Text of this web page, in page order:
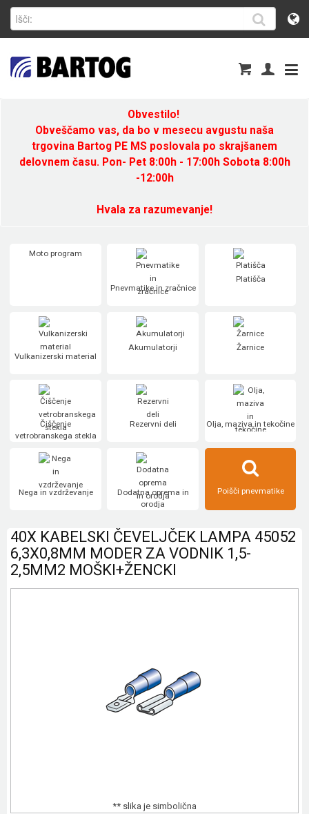
Obvestilo!
Obveščamo vas, da bo v mesecu avgustu naša
trgovina Bartog PE MS poslovala po skrajšanem
delovnem času. Pon- Pet 8:00h - 17:00h Sobota 8:00h
-12:00h
Hvala za razumevanje!
Moto program
Pnevmatike in zračnice
Platišča
Vulkanizerski material
Akumulatorji Žarnice
Čiščenje
vetrobranskega stekla
Rezervni deli Olja, maziva in tekočine
Nega in vzdrževanje
Dodatna oprema in
orodja
Poišči pnevmatike
40X KABELSKI ČEVELJČEK LAMPA 45052
6,3X0,8MM MODER ZA VODNIK 1,5-
2,5MM2 MOŠKI+ŽENCKI
** slika je simbolična